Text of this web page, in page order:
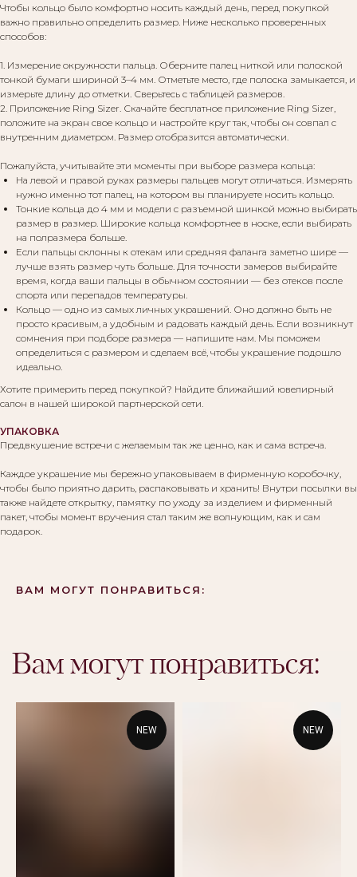
Чтобы кольцо было комфортно носить каждый день, перед покупкой
важно правильно определить размер. Ниже несколько проверенных
способов:
1. Измерение окружности пальца. Оберните палец ниткой или полоской
тонкой бумаги шириной 3–4 мм. Отметьте место, где полоска замыкается, и
измерьте длину до отметки. Сверьтесь с таблицей размеров.
2. Приложение Ring Sizer. Скачайте бесплатное приложение Ring Sizer,
положите на экран свое кольцо и настройте круг так, чтобы он совпал с
внутренним диаметром. Размер отобразится автоматически.
Пожалуйста, учитывайте эти моменты при выборе размера кольца:
На левой и правой руках размеры пальцев могут отличаться. Измерять
нужно именно тот палец, на котором вы планируете носить кольцо.
Тонкие кольца до 4 мм и модели с разъемной шинкой можно выбирать
размер в размер. Широкие кольца комфортнее в носке, если выбирать
на полразмера больше.
Если пальцы склонны к отекам или средняя фаланга заметно шире —
лучше взять размер чуть больше. Для точности замеров выбирайте
время, когда ваши пальцы в обычном состоянии — без отеков после
спорта или перепадов температуры.
Кольцо — одно из самых личных украшений. Оно должно быть не
просто красивым, а удобным и радовать каждый день. Если возникнут
сомнения при подборе размера — напишите нам. Мы поможем
определиться с размером и сделаем всё, чтобы украшение подошло
идеально.
Хотите примерить перед покупкой? Найдите ближайший ювелирный
салон в нашей широкой партнерской сети.
УПАКОВКА
Предвкушение встречи с желаемым так же ценно, как и сама встреча.
Каждое украшение мы бережно упаковываем в фирменную коробочку,
чтобы было приятно дарить, распаковывать и хранить! Внутри посылки вы
также найдете открытку, памятку по уходу за изделием и фирменный
пакет, чтобы момент вручения стал таким же волнующим, как и сам
подарок.
ВАМ МОГУТ ПОНРАВИТЬСЯ:
NEW NEW
©Alikor, Все права защищены, 1999-2026 ООО
«Костромская ювелирная фабрика «АЛЬКОР». ИНН